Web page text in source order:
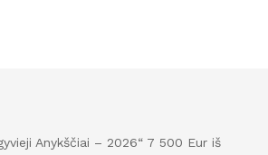
Anykščiai – 2026“ 7 500 Eur iš